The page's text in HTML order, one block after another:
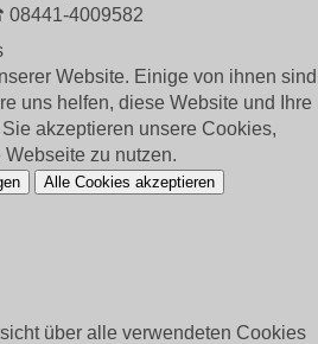
4009582
Website. Einige von ihnen sind
uns helfen, diese Website und Ihre
akzeptieren unsere Cookies,
zu nutzen.
Alle Cookies akzeptieren
über alle verwendeten Cookies